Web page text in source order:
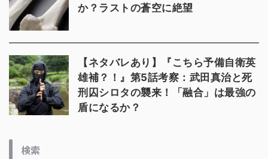
か？ラストの蒼空に絶望
【ネタバレあり】『こちら予備自衛英
雄補？！』第5話考察：武田真治と死
刑囚シロタの襲来！「融合」は最強の
盾になるか？
検索